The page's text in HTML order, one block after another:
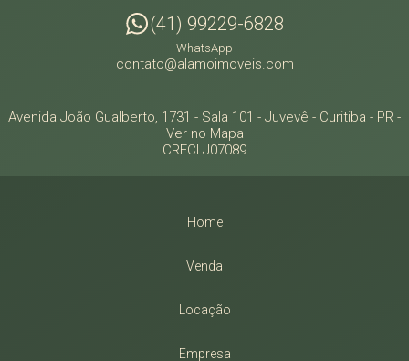
(41) 99229-6828
WhatsApp
contato@alamoimoveis.com
Avenida João Gualberto, 1731 - Sala 101 - Juvevê - Curitiba - PR -
Ver no Mapa
CRECI J07089
Home
Venda
Locação
Empresa